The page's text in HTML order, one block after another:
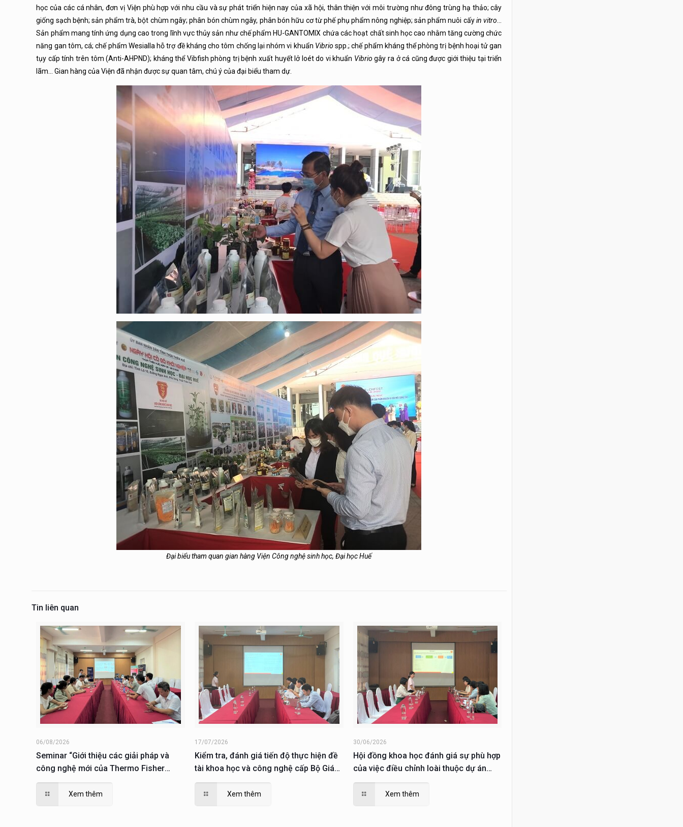
học của các cá nhân, đơn vị Viện phù hợp với nhu cầu và sự phát triển hiện nay của xã hội, thân thiện với môi trường như đông trùng hạ thảo; cây
giống sạch bệnh; sản phẩm trà, bột chùm ngây; phân bón chùm ngây, phân bón hữu cơ từ phế phụ phẩm nông nghiệp; sản phẩm nuôi cấyin vitro
Sản phẩm mang tính ứng dụng cao trong lĩnh vực thủy sản như chế phẩm HU-GANTOMIX chứa các hoạt chất sinh học cao nhằm tăng cường chức
năng gan tôm, cá; chế phẩm Wesialla hỗ trợ đề kháng cho tôm chống lại nhóm vi khuẩn Vibriospp.; chế phẩm kháng thể phòng trị bệnh hoại tử gan
tụy cấp tính trên tôm (Anti-AHPND); kháng thể Vibfish phòng trị bệnh xuất huyết lở loét do vi khuẩn Vibrio gây ra ở cá cũng được giới thiệu tại triển
lãm… Gian hàng của Viện đã nhận được sự quan tâm, chú ý của đại biểu tham dự.
Đại biểu tham quan gian hàng Viện Công nghệ sinh học, Đại học Huế
Tin liên quan
06/08/2026
Seminar “Giới thiệu các giải pháp và
công nghệ mới của Thermo Fisher
Scientific trong lĩnh vực sinh học phân
tử; giải pháp phục vụ nuôi cấy, phân tích
và nghiên cứu tế tào”
Xem thêm
17/07/2026
Kiểm tra, đánh giá tiến độ thực hiện đề
tài khoa học và công nghệ cấp Bộ Giáo
dục và Đào tạo
Xem thêm
30/06/2026
Hội đồng khoa học đánh giá sự phù hợp
của việc điều chỉnh loài thuộc dự án
KH&CN cấp thành phố thực hiện từ năm
2023
Xem thêm